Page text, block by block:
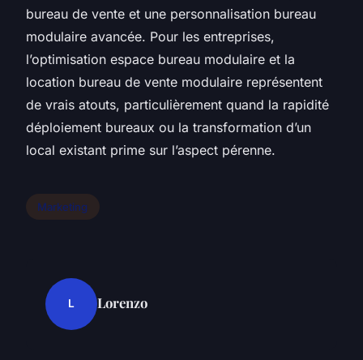
bureau de vente et une personnalisation bureau
modulaire avancée. Pour les entreprises,
l’optimisation espace bureau modulaire et la
location bureau de vente modulaire représentent
de vrais atouts, particulièrement quand la rapidité
déploiement bureaux ou la transformation d’un
local existant prime sur l’aspect pérenne.
Marketing
L Lorenzo